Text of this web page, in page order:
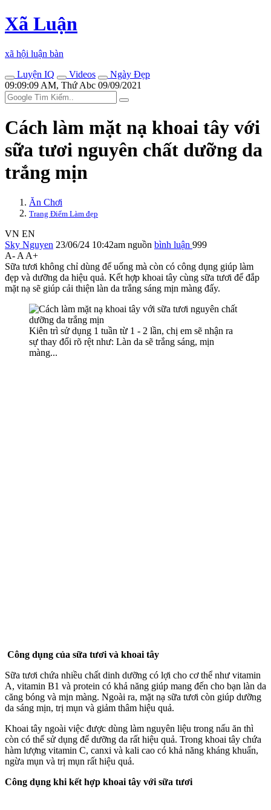
Xã Luận
xã hội luận bàn
Luyện IQ
Videos
Ngày Đẹp
09:09:09 AM, Thứ Abc 09/09/2021
Cách làm mặt nạ khoai tây với
sữa tươi nguyên chất dưỡng da
trắng mịn
Ăn Chơi
Trang Điểm Làm đẹp
VN EN
Sky Nguyen 23/06/24 10:42am nguồn bình luận 999
A- A A+
Sữa tươi không chỉ dùng để uống mà còn có công dụng giúp làm
đẹp và dưỡng da hiệu quả. Kết hợp khoai tây cùng sữa tươi để đắp
mặt nạ sẽ giúp cải thiện làn da trắng sáng mịn màng đấy.
Kiên trì sử dụng 1 tuần từ 1 - 2 lần, chị em sẽ nhận ra
sự thay đổi rõ rệt như: Làn da sẽ trắng sáng, mịn
màng...
Công dụng của sữa tươi và khoai tây
Sữa tươi chứa nhiều chất dinh dưỡng có lợi cho c‌ơ th‌ể như vitamin
A, vitamin B1 và protein có khả năng giúp mang đến cho bạn làn da
căng bóng và mịn màng. Ngoài ra, mặt nạ sữa tươi còn giúp dưỡng
da sáng mịn, trị mụn và giảm thâm hiệu quả.
Khoai tây ngoài việc được dùng làm nguyên liệu trong nấu ăn thì
còn có thể sử dụng để dưỡng da rất hiệu quả. Trong khoai tây chứa
hàm lượng vitamin C, canxi và kali cao có khả năng kháng khuẩn,
ngừa mụn và trị mụn rất hiệu quả.
Công dụng khi kết hợp khoai tây với sữa tươi